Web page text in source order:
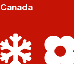
Canada